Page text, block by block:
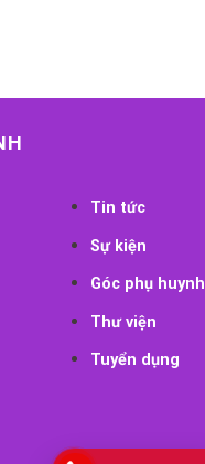
Tin tức
Sự kiện
Góc phụ huynh
Thư viện
Tuyển dụng